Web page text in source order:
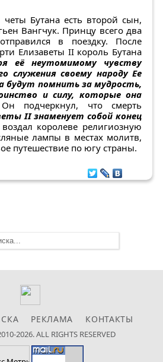
четы Бутана есть второй сын,
Вангчук. Принцу всего два
в поездку. После
Елизаветы II король Бутана
её неутомимому чувству
служения своему народу Ее
будут помнить за мудрость,
и силу, которые она
подчеркнул, что смерть
II знаменует собой конец
королеве религиозную
лампы в местах молитв,
путешествие по югу страны.
РЕКЛАМА КОНТАКТЫ
2026. ALL RIGHTS RESERVED